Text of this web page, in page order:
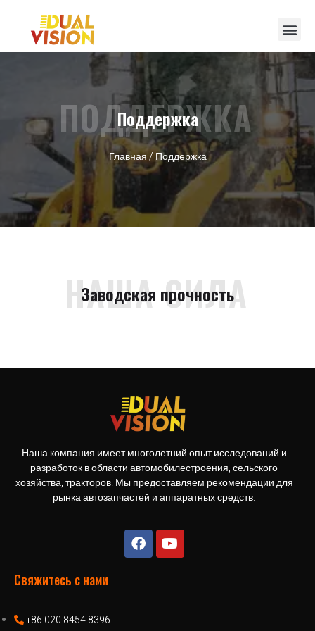
Поддержка
Главная/ Поддержка
ПОДДЕРЖКА
Заводская прочность
НАША СИЛА
Наша компания имеет многолетний опыт исследований и
разработок в области автомобилестроения, сельского
хозяйства, тракторов. Мы предоставляем рекомендации для
рынка автозапчастей и аппаратных средств.
Свяжитесь с нами
+86 020 8454 8396